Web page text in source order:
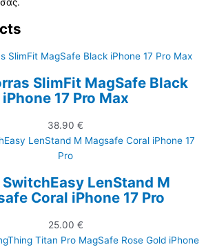
SlimFit MagSafe Black
iPhone 17 Pro Max
38.90 €
LenStand M
Coral iPhone 17 Pro
25.00 €